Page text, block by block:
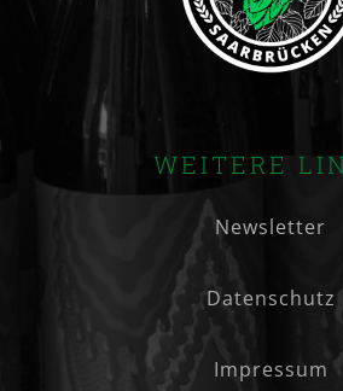
WEITERE
Newsletter
Datenschutz
Impressum